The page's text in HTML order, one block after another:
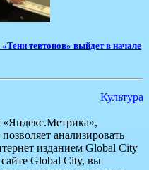
тевтонов» выйдет в начале
Культура
анализировать
изданием Global City
Global City, вы